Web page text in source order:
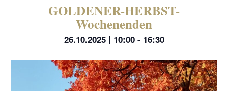
GOLDENER-HERBST-
Wochenenden
26.10.2025 | 10:00- 16:30